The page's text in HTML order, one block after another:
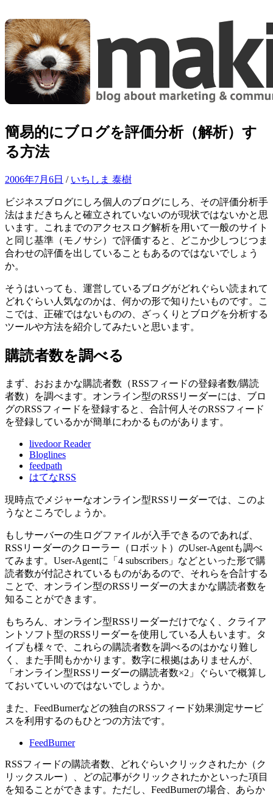
コ
ン
テ
ン
ツ
キ
プ
簡易的にブログを評価分析（解析）す
る方法
2006年7月6日 / いちしま 泰樹
ビジネスブログにしろ個人のブログにしろ、その評価分析手
法はまだきちんと確立されていないのが現状ではないかと思
います。これまでのアクセスログ解析を用いて一般のサイト
と同じ基準（モノサシ）で評価すると、どこか少しつじつま
合わせの評価を出していることもあるのではないでしょう
か。
そうはいっても、運営しているブログがどれぐらい読まれて
どれぐらい人気なのかは、何かの形で知りたいものです。こ
こでは、正確ではないものの、ざっくりとブログを分析する
ツールや方法を紹介してみたいと思います。
購読者数を調べる
まず、おおまかな購読者数（RSSフィードの登録者数/購読
者数）を調べます。オンライン型のRSSリーダーには、ブロ
グのRSSフィードを登録すると、合計何人そのRSSフィード
を登録しているかが簡単にわかるものがあります。
livedoor Reader
Bloglines
feedpath
はてなRSS
現時点でメジャーなオンライン型RSSリーダーでは、このよ
うなところでしょうか。
もしサーバーの生ログファイルが入手できるのであれば、
RSSリーダーのクローラー（ロボット）のUser-Agentも調べ
てみます。User-Agentに「4 subscribers」などといった形で購
読者数が付記されているものがあるので、それらを合計する
ことで、オンライン型のRSSリーダーの大まかな購読者数を
知ることができます。
もちろん、オンライン型RSSリーダーだけでなく、クライア
ントソフト型のRSSリーダーを使用している人もいます。タ
イプも様々で、これらの購読者数を調べるのはかなり難し
く、また手間もかかります。数字に根拠はありませんが、
「オンライン型RSSリーダーの購読者数×2」ぐらいで概算し
ておいていいのではないでしょうか。
また、FeedBurnerなどの独自のRSSフィード効果測定サービ
スを利用するのもひとつの方法です。
FeedBurner
RSSフィードの購読者数、どれぐらいクリックされたか（ク
リックスルー）、どの記事がクリックされたかといった項目
を知ることができます。ただし、FeedBurnerの場合、あらか